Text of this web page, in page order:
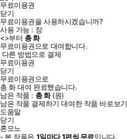
무료이용권
닫기
무료이용권을 사용하시겠습니까?
사용 가능 : 장
<>부터 총화
무료이용권으로 대여합니다.
다른 방법으로 결제
무료이용권
닫기
무료이용권으로
총 화대여 완료했습니다.
남은 작품 : 총화(원)
남은 작품 결제하기 대여한 작품 바로보기
도움말
닫기
혼모노
- 본 작품은 1일마다1편씩 무료입니다.